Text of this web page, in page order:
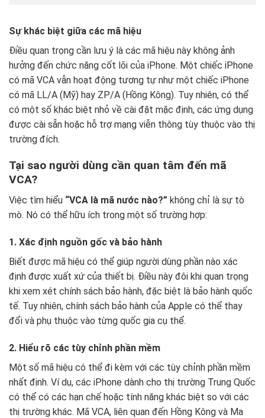
Sự khác biệt giữa các mã hiệu
Điều quan trọng cần lưu ý là các mã hiệu này không ảnh
hưởng đến chức năng cốt lõi của iPhone. Một chiếc iPhone
có mã VCA vẫn hoạt động tương tự như một chiếc iPhone
có mã LL/A (Mỹ) hay ZP/A (Hồng Kông). Tuy nhiên, có thể
có một số khác biệt nhỏ về cài đặt mặc định, các ứng dụng
được cài sẵn hoặc hỗ trợ mạng viễn thông tùy thuộc vào thị
trường đích.
Tại sao người dùng cần quan tâm đến mã
VCA?
Việc tìm hiểu “VCA là mã nước nào?” không chỉ là sự tò
mò. Nó có thể hữu ích trong một số trường hợp:
1. Xác định nguồn gốc và bảo hành
Biết được mã hiệu có thể giúp người dùng phần nào xác
định được xuất xứ của thiết bị. Điều này đôi khi quan trọng
khi xem xét chính sách bảo hành, đặc biệt là bảo hành quốc
tế. Tuy nhiên, chính sách bảo hành của Apple có thể thay
đổi và phụ thuộc vào từng quốc gia cụ thể.
2. Hiểu rõ các tùy chỉnh phần mềm
Một số mã hiệu có thể đi kèm với các tùy chỉnh phần mềm
nhất định. Ví dụ, các iPhone dành cho thị trường Trung Quốc
có thể có các hạn chế hoặc tính năng khác biệt so với các
thị trường khác. Mã VCA, liên quan đến Hồng Kông và Ma